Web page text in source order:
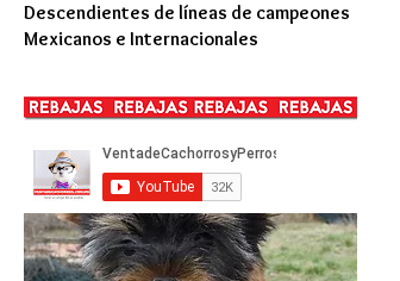
Descendientes de líneas de campeones
Mexicanos e Internacionales